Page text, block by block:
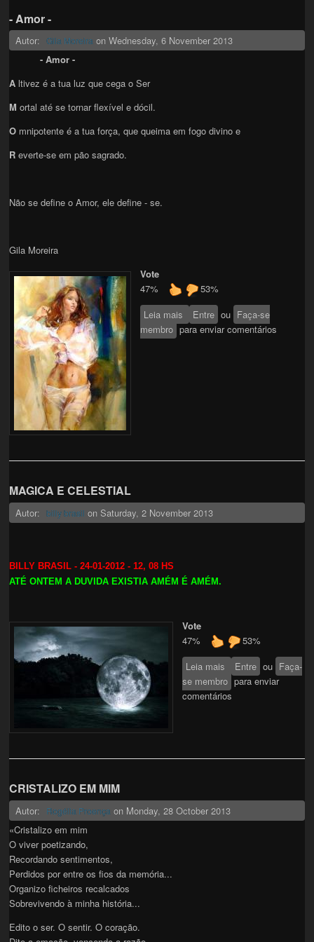
- Amor -
Autor: Gila Moreira onWednesday, 6 November 2013
- Amor -
A ltivez é a tua luz que cega o Ser
Mortal até se tornar flexível e dócil.
O mnipotente é a tua força, que queima em fogo divino e
Reverte-se em pão sagrado.
Não se define o Amor, ele define - se.
Gila Moreira
Vote
47%
53%
Leia mais sobre - Amor -
Entre ou Faça-se
membro para enviar comentários
MAGICA E CELESTIAL
Autor: billy brasil on Saturday, 2 November 2013
BILLY BRASIL - 24-01-2012 - 12, 08 HS
ATÉ ONTEM A DUVIDA EXISTIA AMÉM É AMÉM.
Vote
47%
53%
Leia mais sobre MAGICA E
CELESTIAL
Entre ou Faça-
se membro para enviar
comentários
CRISTALIZO EM MIM
Autor: Rogélia Proença on Monday, 28 October 2013
«Cristalizo em mim
O viver poetizando,
Recordando sentimentos,
Perdidos por entre os fios da memória...
Organizo ficheiros recalcados
Sobrevivendo à minha história...
Edito o ser. O sentir. O coração.